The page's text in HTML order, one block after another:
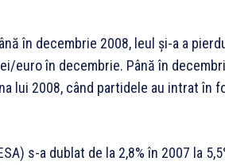
în decembrie 2008, leul şi-a a
euro în decembrie. Până în
lui 2008, când partidele au intrat în
s-a dublat de la 2,8% în 2007 la